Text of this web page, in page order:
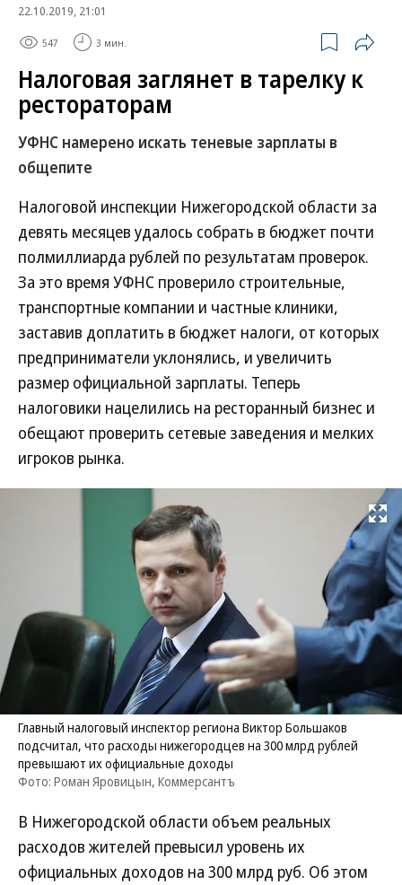
22.10.2019, 21:01
547 3 мин.
Налоговая заглянет в тарелку к
рестораторам
УФНС намерено искать теневые зарплаты в
общепите
Налоговой инспекции Нижегородской области за
девять месяцев удалось собрать в бюджет почти
полмиллиарда рублей по результатам проверок.
За это время УФНС проверило строительные,
транспортные компании и частные клиники,
заставив доплатить в бюджет налоги, от которых
предприниматели уклонялись, и увеличить
размер официальной зарплаты. Теперь
налоговики нацелились на ресторанный бизнес и
обещают проверить сетевые заведения и мелких
игроков рынка.
Развернуть
Главный налоговый инспектор региона Виктор Большаков
подсчитал, что расходы нижегородцев на 300 млрд рублей
превышают их официальные доходы
Фото: Роман Яровицын, Коммерсантъ
В Нижегородской области объем реальных
расходов жителей превысил уровень их
официальных доходов на 300 млрд руб. Об этом